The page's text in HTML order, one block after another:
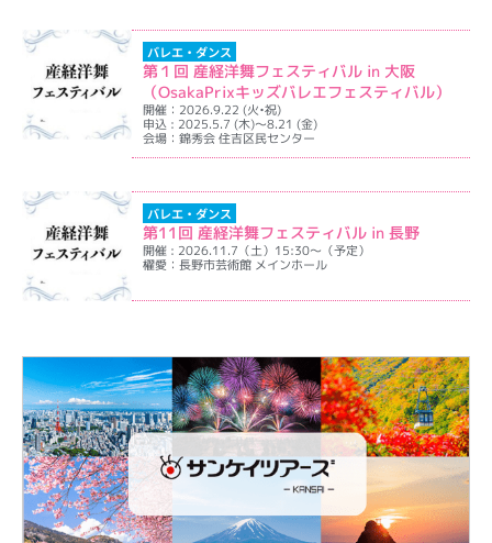
バレエ・ダンス
第１回 産経洋舞フェスティバル in 大阪
（OsakaPrixキッズバレエフェスティバル）
開催：2026.9.22 (火•祝)
申込 : 2025.5.7 (木)～8.21 (金)
会場：錦秀会 住吉区民センター
バレエ・ダンス
第11回 産経洋舞フェスティバル in 長野
開催 : 2026.11.7（土）15:30～（予定）
櫂愛：長野市芸術館 メインホール